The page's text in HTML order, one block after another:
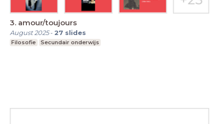
3. amour/toujours
August 2025- 27 slides
Filosofie Secundair onderwijs